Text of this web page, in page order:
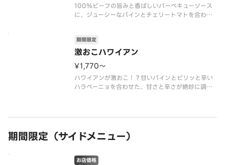
100％ビーフの旨みと香ばしいバーベキューソース
に、ジューシーなパインとチェリートマトを合わせ
パイン、100％ビーフ、チェリートマト、プレミア
ムチーズブレンド、エキストラチーズ、バーベキュ
激おこハワイアン
期間限定
¥1,770〜
ハワイアンが激おこ！？甘いパインとピリッと辛い
ハラペーニョを合わせた、甘さと辛さが絶妙に調和
期間限定（サイドメニュー）
お店価格